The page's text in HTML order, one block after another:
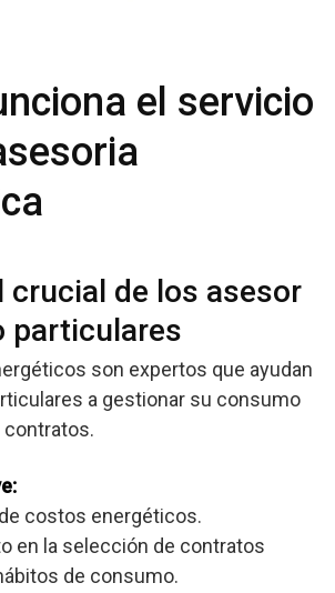
el servicio
crucial de los asesor
particulares
son expertos que ayudan
a gestionar su consumo
contratos.
costos energéticos.
en la selección de contratos
de consumo.